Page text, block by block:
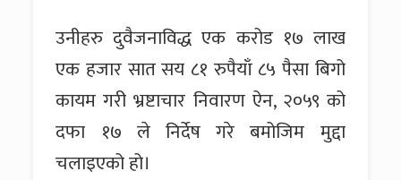
उनीहरु दुवैजनाविद्ध एक करोड १७ लाख
एक हजार सात सय ८१ रुपैयाँ ८५ पैसा बिगो
कायम गरी भ्रष्टाचार निवारण ऐन, २०५९ को
दफा १७ ले निर्देष गरे बमोजिम मुद्दा
चलाइएको हो।